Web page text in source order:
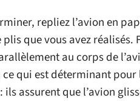
repliez l’avion en
que vous avez réalisés.
au corps de
qui est déterminant
assurent que l’avion